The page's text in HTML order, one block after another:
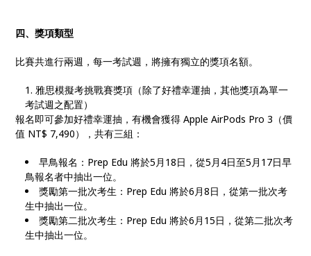
四、獎項類型
比賽共進行兩週，每一考試週，將擁有獨立的獎項名額。
雅思模擬考挑戰賽獎項（除了好禮幸運抽，其他獎項為單一
考試週之配置）
報名即可參加好禮幸運抽，有機會獲得 Apple AirPods Pro 3（價
值 NT$ 7,490），共有三組：
早鳥報名：Prep Edu 將於5月18日，從5月4日至5月17日早
鳥報名者中抽出一位。
獎勵第一批次考生：Prep Edu 將於6月8日，從第一批次考
生中抽出一位。
獎勵第二批次考生：Prep Edu 將於6月15日，從第二批次考
生中抽出一位。